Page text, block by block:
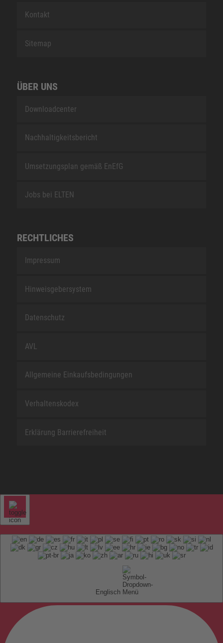
Kontakt
Sitemap
ÜBER UNS
Downloadcenter
Nachhaltigkeitsbericht
Umsetzungsplan gemäß EnEfG
Jobs bei ELTEN
RECHTLICHES
Impressum
Hinweisgebersystem
Datenschutz
AVL
Allgemeine Einkaufsbedingungen
Verhaltenskodex
Erklärung Barrierefreiheit
Englisch